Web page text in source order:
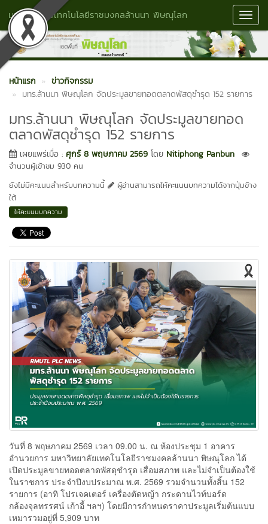
มหาวิทยาลัยเทคโนโลยีราชมงคลล้านนา พิษณุโลก
หน้าแรก
ข่าวกิจกรรม
มทร.ล้านนา พิษณุโลก จัดประมูลขายทอดตลาดพัสดุชำรุด 152 รายการ
มทร.ล้านนา พิษณุโลก จัดประมูลขายทอด
ตลาดพัสดุชำรุด 152 รายการ
เผยแพร่เมื่อ : ศุกร์ 8 พฤษภาคม 2569 โดย Nitiphong Panbun
จำนวนผู้เข้าชม 930 คน
ยังไม่มีคะแนนสำหรับบทความนี้
ผู้อ่านสามารถให้คะแนนบทความได้จากปุ่มข้าง
ใต้
ให้คะแนนบทความ
วันที่ 8 พฤษภาคม 2569 เวลา 09.00 น. ณ ห้องประชุม 1 อาคาร
อำนวยการ มหาวิทยาลัยเทคโนโลยีราชมงคลล้านนา พิษณุโลก ได้
เปิดประมูลขายทอดตลาดพัสดุชำรุด เสื่อมสภาพ และไม่จำเป็นต้องใช้
ในราชการ ประจำปีงบประมาณ พ.ศ. 2569 รวมจำนวนทั้งสิ้น 152
รายการ (อาทิ โปรเจคเตอร์ เครื่องตัดหญ้า กระดานไวท์บอร์ด
กล้องจุลทรรศน์ เก้าอี้ ฯลฯ) โดยมีการกำหนดราคาประมูลเริ่มต้นแบบ
เหมารวมอยู่ที่ 5,909 บาท